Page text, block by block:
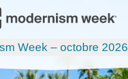
Week – octobre 2026